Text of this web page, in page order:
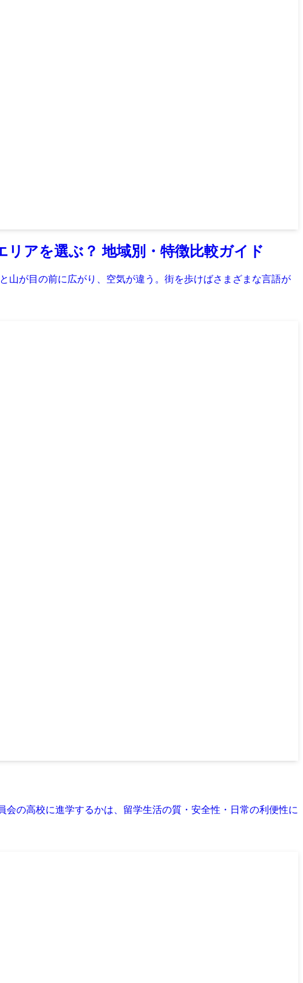
アを選ぶ？ 地域別・特徴比較ガイド
山が目の前に広がり、空気が違う。街を歩けばさまざまな言語が
の高校に進学するかは、留学生活の質・安全性・日常の利便性に